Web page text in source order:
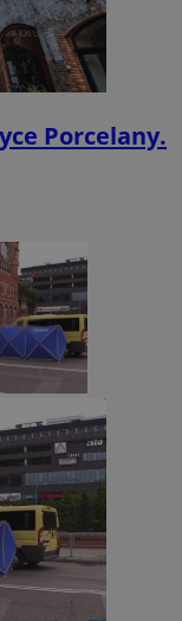
Porcelany.